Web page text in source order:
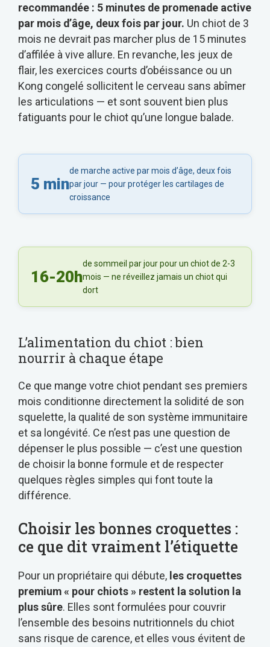
recommandée : 5 minutes de promenade active
par mois d’âge, deux fois par jour. Un chiot de 3
mois ne devrait pas marcher plus de 15 minutes
d’affilée à vive allure. En revanche, les jeux de
flair, les exercices courts d’obéissance ou un
Kong congelé sollicitent le cerveau sans abîmer
les articulations — et sont souvent bien plus
fatiguants pour le chiot qu’une longue balade.
5 min
de marche active par mois d’âge, deux fois
par jour — pour protéger les cartilages de
croissance
16-20h
de sommeil par jour pour un chiot de 2-3
mois — ne réveillez jamais un chiot qui
dort
L’alimentation du chiot : bien
nourrir à chaque étape
Ce que mange votre chiot pendant ses premiers
mois conditionne directement la solidité de son
squelette, la qualité de son système immunitaire
et sa longévité. Ce n’est pas une question de
dépenser le plus possible — c’est une question
de choisir la bonne formule et de respecter
quelques règles simples qui font toute la
différence.
Choisir les bonnes croquettes :
ce que dit vraiment l’étiquette
Pour un propriétaire qui débute, les croquettes
premium « pour chiots » restent la solution la
plus sûre. Elles sont formulées pour couvrir
l’ensemble des besoins nutritionnels du chiot
sans risque de carence, et elles vous évitent de